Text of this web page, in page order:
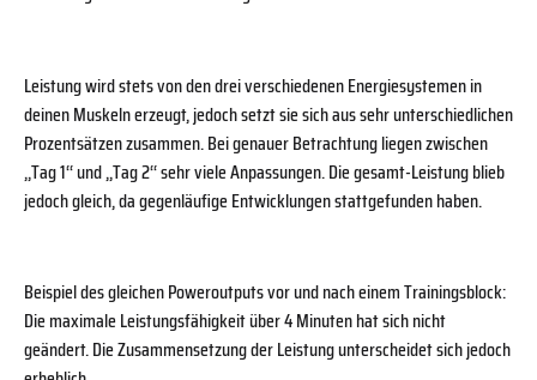
Leistung wird stets von den drei verschiedenen Energiesystemen in
deinen Muskeln erzeugt, jedoch setzt sie sich aus sehr unterschiedlichen
Prozentsätzen zusammen. Bei genauer Betrachtung liegen zwischen
,,Tag 1‘‘ und ,,Tag 2‘‘ sehr viele Anpassungen. Die gesamt-Leistung blieb
jedoch gleich, da gegenläufige Entwicklungen stattgefunden haben.
Beispiel des gleichen Poweroutputs vor und nach einem Trainingsblock:
Die maximale Leistungsfähigkeit über 4 Minuten hat sich nicht
geändert. Die Zusammensetzung der Leistung unterscheidet sich jedoch